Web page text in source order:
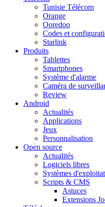
Tunisie Télécom
Orange
Ooredoo
Codes et
Starlink
Produits
Tablettes
Smartphones
Système d'alarme
Caméra de
Review
Android
Actualités
Applications
Jeux
Personnalisation
Open source
Actualités
Logiciels libres
Systèmes
Scripts & CMS
Astuces
Extensions